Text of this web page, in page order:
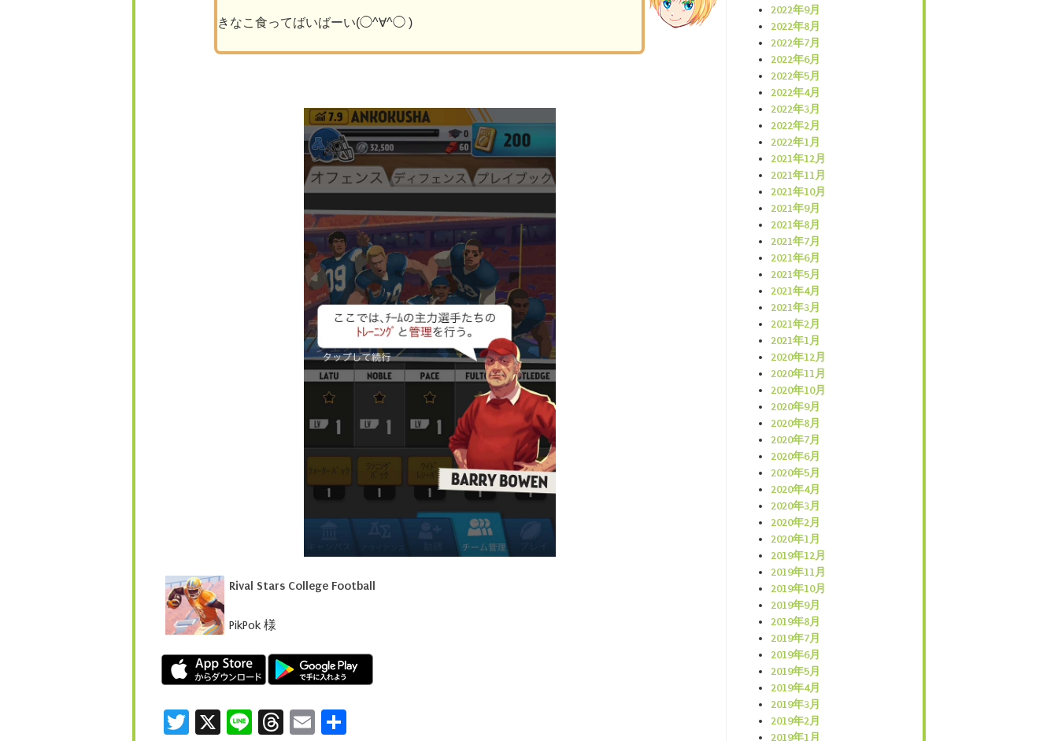
きなこ食ってばいばーい(◯^∀^◯ )
Rival Stars College Football
PikPok 様
Twitter
X LineThreads
Email
2022年9月
2022年8月
2022年7月
2022年6月
2022年5月
2022年4月
2022年3月
2022年2月
2022年1月
2021年12月
2021年11月
2021年10月
2021年9月
2021年8月
2021年7月
2021年6月
2021年5月
2021年4月
2021年3月
2021年2月
2021年1月
2020年12月
2020年11月
2020年10月
2020年9月
2020年8月
2020年7月
2020年6月
2020年5月
2020年4月
2020年3月
2020年2月
2020年1月
2019年12月
2019年11月
2019年10月
2019年9月
2019年8月
2019年7月
2019年6月
2019年5月
2019年4月
2019年3月
2019年2月
2019年1月